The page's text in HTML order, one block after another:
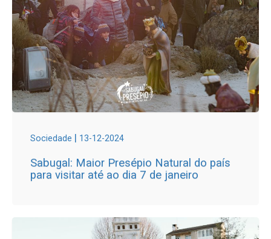
Sociedade | 13-12-2024
Sabugal: Maior Presépio Natural do país
para visitar até ao dia 7 de janeiro